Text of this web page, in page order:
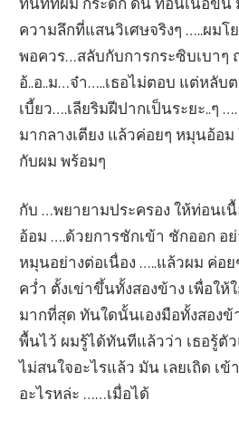
ความลึกที่แสนวิเศษจริงๆ …..ผม
พอควร…สลับกับการกระซิบเบาๆ
อ้..อ..ม…จ๋า…..เธอไม่ตอบ แต่หลั
เบี้ยว….เลียริมฝีปากเป็นระยะ..ๆ
มากลางเตียง แล้วค่อยๆ หมุนอ้อ
กับผม พร้อมๆ
กับ …พยายามประครอง ให้ท่อนเ
อ้อม ….ด้วยการชักเข้า ชักออก อ
หมุนอย่างต่อเนื่อง …..แล้วผม ค่อ
คว่ำ ตั้งเข่าขึ้นทั้งสองข้าง เพื่อให้
มากที่สุด ทันใดนั้นเองมือทั้งสองข้
พื้นไว้ ผมรู้ได้ทันทีแล้วว่า เธอรู้ตั
ไม่สนใจอะไรแล้ว มัน เลยเถิด เ
อะไรหล่ะ ……เมื่อได้